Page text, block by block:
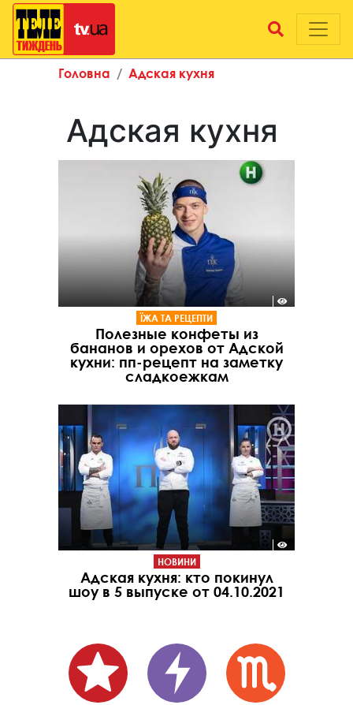
Головна Адская кухня
Адская кухня
ЇЖА ТА РЕЦЕПТИ
Полезные конфеты из
бананов и орехов от Адской
кухни: пп-рецепт на заметку
сладкоежкам
НОВИНИ
Адская кухня: кто покинул
шоу в 5 выпуске от 04.10.2021